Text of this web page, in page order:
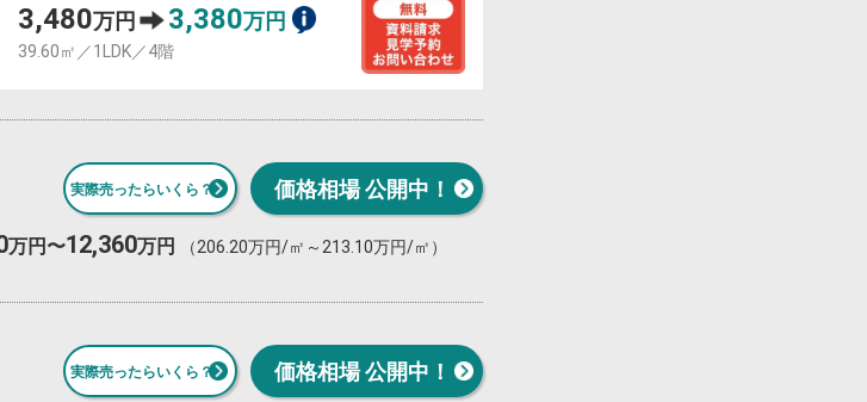
3,480万円 3,380万円
39.60㎡／1LDK／4階
実際売ったらいくら？ 価格相場 公開中！
万円〜12,360万円 （206.20万円/㎡～213.10万円/㎡）
実際売ったらいくら？ 価格相場 公開中！